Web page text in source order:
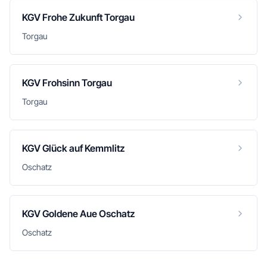
KGV Frohe Zukunft Torgau
Torgau
KGV Frohsinn Torgau
Torgau
KGV Glück auf Kemmlitz
Oschatz
KGV Goldene Aue Oschatz
Oschatz